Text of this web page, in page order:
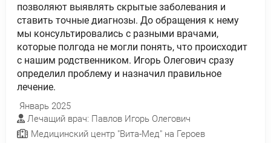
позволяют выявлять скрытые заболевания и
ставить точные диагнозы. До обращения к нему
мы консультировались с разными врачами,
которые полгода не могли понять, что происходит
с нашим родственником. Игорь Олегович сразу
определил проблему и назначил правильное
лечение.
Январь 2025
Лечащий врач: Павлов Игорь Олегович
Медицинский центр "Вита-Мед" на Героев